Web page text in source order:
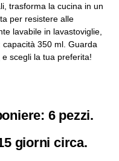
trasforma la cucina in un
per resistere alle
lavabile in lavastoviglie,
350 ml. Guarda
e scegli la tua preferita!
6 pezzi.
giorni circa.